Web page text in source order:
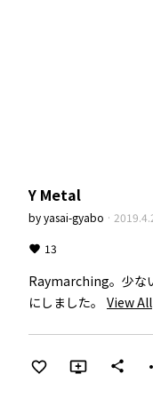
Y Metal
byyasai-gyabo ·
13
Raymarching。少な
にしました。
View All
share